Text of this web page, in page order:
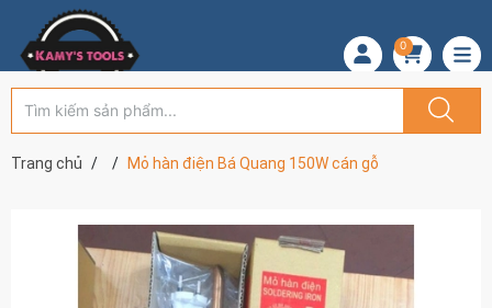
0
Trang chủ Mỏ hàn điện Bá Quang 150W cán gỗ